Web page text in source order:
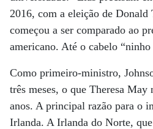
2016, com a eleição de Donald
começou a ser comparado ao
americano. Até o cabelo
Como primeiro-ministro,
três meses, o que Theresa May
anos. A principal razão para o
Irlanda. A Irlanda do Norte,